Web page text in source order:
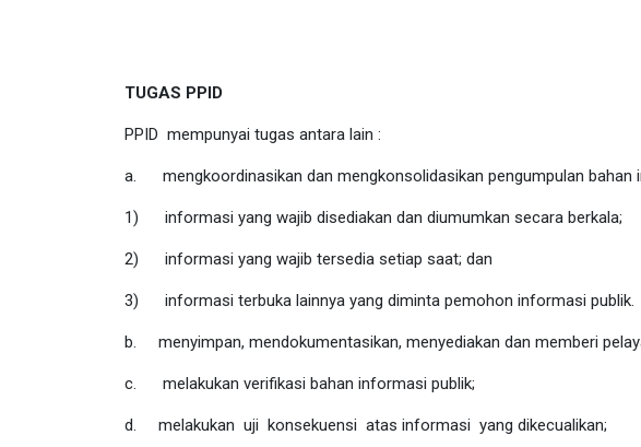
TUGAS PPID
PPID mempunyai tugas antara lain :
a. mengkoordinasikan dan mengkonsolidasikan pengumpulan
1) informasi yang wajib disediakan dan diumumkan secara berkala;
2) informasi yang wajib tersedia setiap saat; dan
3) informasi terbuka lainnya yang diminta pemohon informasi publik.
b. menyimpan, mendokumentasikan, menyediakan dan memberi
c. melakukan verifikasi bahan informasi publik;
d. melakukan uji konsekuensi atas informasi yang dikecualikan;